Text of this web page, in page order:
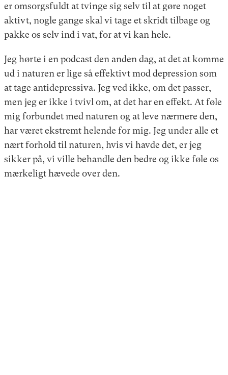
er omsorgsfuldt at tvinge sig selv til at gøre noget
aktivt, nogle gange skal vi tage et skridt tilbage og
pakke os selv ind i vat, for at vi kan hele.
Jeg hørte i en podcast den anden dag, at det at komme
ud i naturen er lige så effektivt mod depression som
at tage antidepressiva. Jeg ved ikke, om det passer,
men jeg er ikke i tvivl om, at det har en effekt. At føle
mig forbundet med naturen og at leve nærmere den,
har været ekstremt helende for mig. Jeg under alle et
nært forhold til naturen, hvis vi havde det, er jeg
sikker på, vi ville behandle den bedre og ikke føle os
mærkeligt hævede over den.